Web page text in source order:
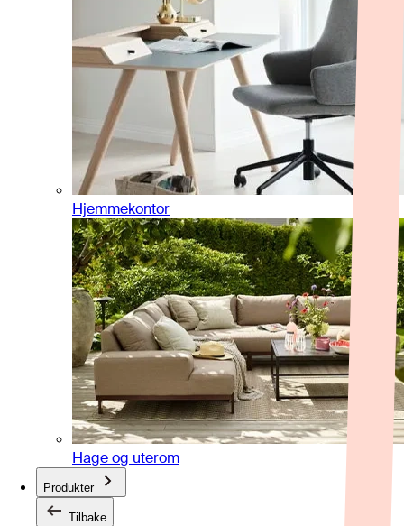
Hjemmekontor
Hage og uterom
Produkter
Tilbake